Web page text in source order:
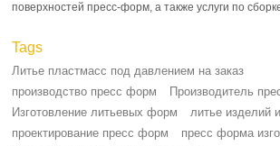
поверхностей пресс-форм, а также услуги по
Tags
Литье пластмасс под давлением на заказ
производство пресс форм
Производитель
Изготовление литьевых форм
литье изделий
проектирование пресс форм
пресс форма